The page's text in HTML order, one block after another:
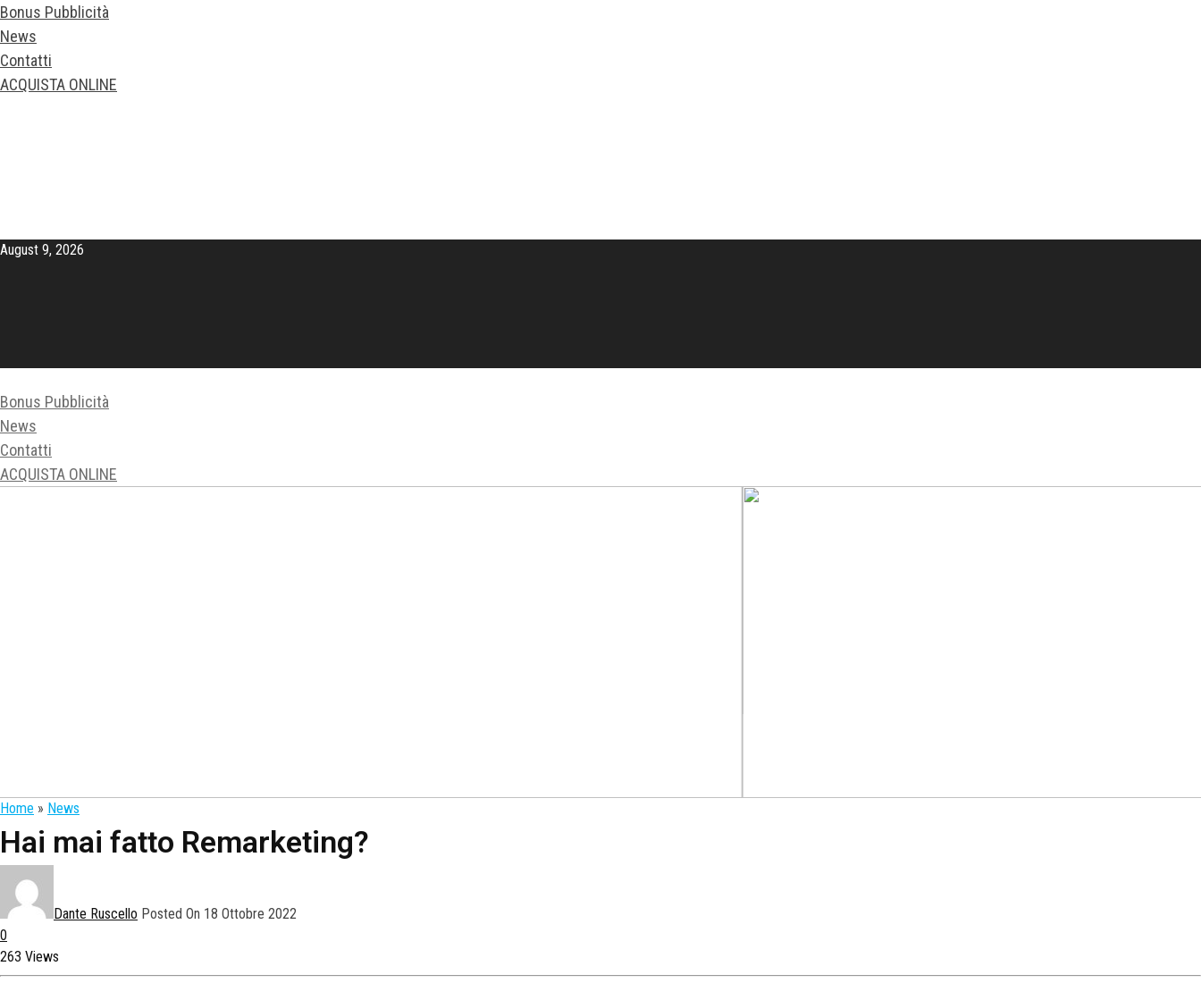
Bonus Pubblicità
News
Contatti
ACQUISTA ONLINE
August 9, 2026
Bonus Pubblicità
News
Contatti
ACQUISTA ONLINE
Home » News
Hai mai fatto Remarketing?
Dante Ruscello Posted On 18 Ottobre 2022
0
263 Views